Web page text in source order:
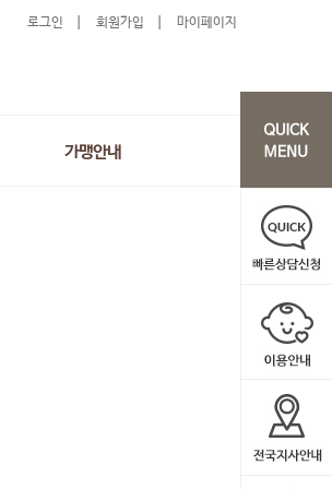
로그인 회원가입 마이페이지
가맹안내